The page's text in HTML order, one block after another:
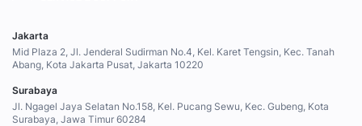
Jakarta
Mid Plaza 2, Jl. Jenderal Sudirman No.4, Kel. Karet Tengsin, Kec. Tanah
Abang, Kota Jakarta Pusat, Jakarta 10220
Surabaya
Jl. Ngagel Jaya Selatan No.158, Kel. Pucang Sewu, Kec. Gubeng, Kota
Surabaya, Jawa Timur 60284